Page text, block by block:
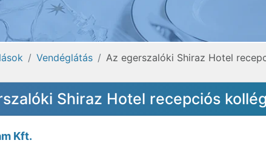
Vendéglátás Az egerszalóki Shiraz Hotel
Shiraz Hotel recepciós
Kft.